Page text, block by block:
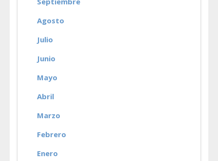
Agosto
Julio
Junio
Mayo
Abril
Marzo
Febrero
Enero